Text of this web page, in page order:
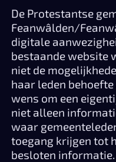
De Protestantse
Feanwâlden/
digitale
bestaande website
niet de
haar leden
wens om een
niet alleen
waar
toegang krijgen tot
besloten informatie.